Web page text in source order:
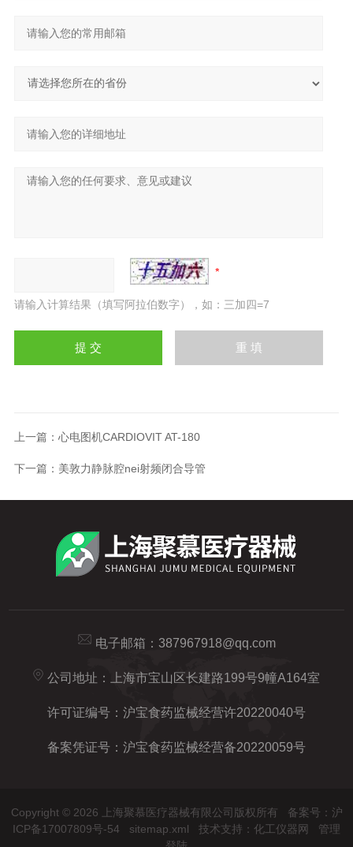
请输入计算结果（填写阿拉伯数字），如：三加四=7
上一篇： 心电图机CARDIOVIT AT-180
下一篇： 美敦力静脉腔nei射频闭合导管
电子邮箱： 387967918@qq.com
公司地址：上海市宝山区长建路199号9幢A164室
许可证编号：沪宝食药监械经营许20220040号
备案凭证号：沪宝食药监械经营备20220059号
Copyright © 2026 上海聚慕医疗器械有限公司版权所有 备案号：沪
ICP备17007809号-54
sitemap.xml 技术支持： 化工仪器网
管理